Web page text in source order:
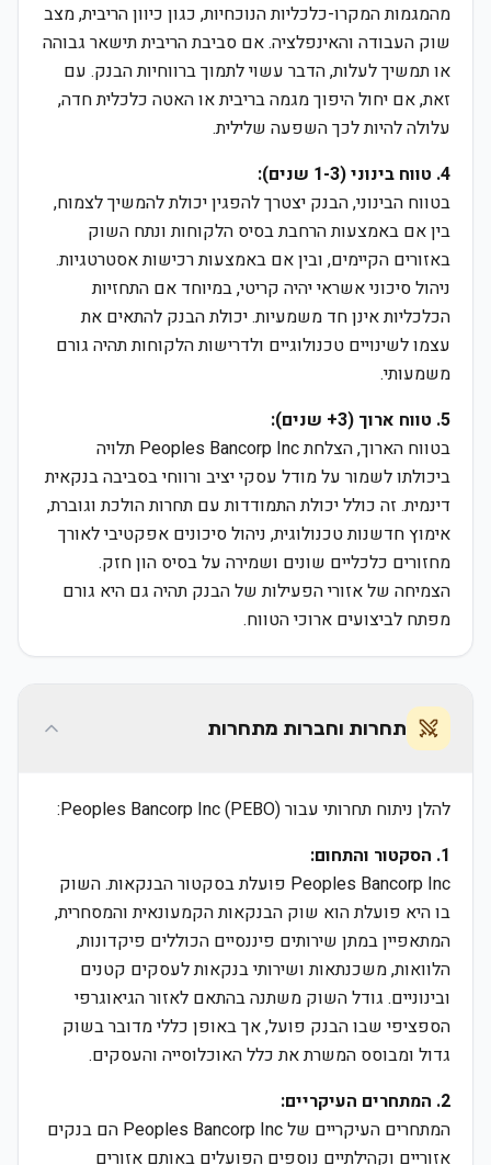
מהמגמות המקרו-כלכליות הנוכחיות, כגון כיוון הריבית, מצב
שוק העבודה והאינפלציה. אם סביבת הריבית תישאר גבוהה
או תמשיך לעלות, הדבר עשוי לתמוך ברווחיות הבנק. עם
זאת, אם יחול היפוך מגמה בריבית או האטה כלכלית חדה,
עלולה להיות לכך השפעה שלילית.
4. טווח בינוני (1-3 שנים):
בטווח הבינוני, הבנק יצטרך להפגין יכולת להמשיך לצמוח,
בין אם באמצעות הרחבת בסיס הלקוחות ונתח השוק
באזורים הקיימים, ובין אם באמצעות רכישות אסטרטגיות.
ניהול סיכוני אשראי יהיה קריטי, במיוחד אם התחזיות
הכלכליות אינן חד משמעיות. יכולת הבנק להתאים את
עצמו לשינויים טכנולוגיים ולדרישות הלקוחות תהיה גורם
משמעותי.
5. טווח ארוך (3+ שנים):
בטווח הארוך, הצלחת Peoples Bancorp Inc תלויה
ביכולתו לשמור על מודל עסקי יציב ורווחי בסביבה בנקאית
דינמית. זה כולל יכולת התמודדות עם תחרות הולכת וגוברת,
אימוץ חדשנות טכנולוגית, ניהול סיכונים אפקטיבי לאורך
מחזורים כלכליים שונים ושמירה על בסיס הון חזק.
הצמיחה של אזורי הפעילות של הבנק תהיה גם היא גורם
מפתח לביצועים ארוכי הטווח.
תחרות וחברות מתחרות
להלן ניתוח תחרותי עבור Peoples Bancorp Inc (PEBO):
1. הסקטור והתחום:
Peoples Bancorp Inc פועלת בסקטור הבנקאות. השוק
בו היא פועלת הוא שוק הבנקאות הקמעונאית והמסחרית,
המתאפיין במתן שירותים פיננסיים הכוללים פיקדונות,
הלוואות, משכנתאות ושירותי בנקאות לעסקים קטנים
ובינוניים. גודל השוק משתנה בהתאם לאזור הגיאוגרפי
הספציפי שבו הבנק פועל, אך באופן כללי מדובר בשוק
גדול ומבוסס המשרת את כלל האוכלוסייה והעסקים.
2. המתחרים העיקריים:
המתחרים העיקריים של Peoples Bancorp Inc הם בנקים
אזוריים וקהילתיים נוספים הפועלים באותם אזורים